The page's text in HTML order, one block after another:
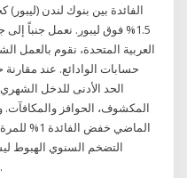
الفائدة بين بنوك لندن
1.5% فوق ليبور. نعمل جنباً
العربية المتحدة، نقوم
حسابات الوادائع. عند مقارنة
الحد الأدنى للدخل
المكشوف، الحوافز والمكافآت.
الماضي خفض
التضخم السنوي الهبوط
12.25% على الودائع و13.25% للإقراض.